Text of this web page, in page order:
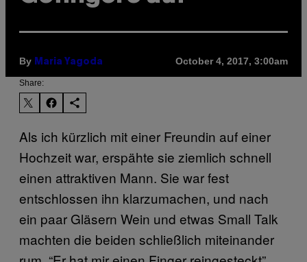
By Maria Yagoda October 4, 2017, 3:00am
Share:
Als ich kürzlich mit einer Freundin auf einer
Hochzeit war, erspähte sie ziemlich schnell
einen attraktiven Mann. Sie war fest
entschlossen ihn klarzumachen, und nach
ein paar Gläsern Wein und etwas Small Talk
machten die beiden schließlich miteinander